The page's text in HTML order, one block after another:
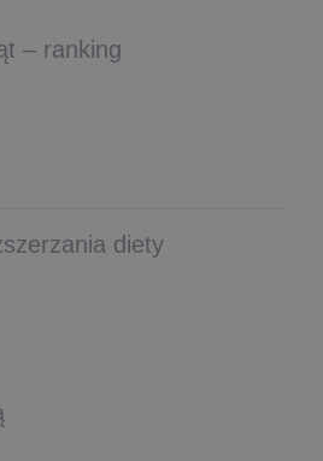
– ranking
diety